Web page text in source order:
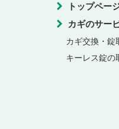
トップペー
カギのサー
カギ交換・錠
キーレス錠の